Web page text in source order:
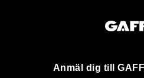
Anmäl dig till